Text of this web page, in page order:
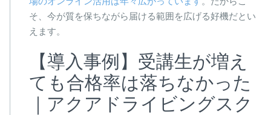
そ、今が質を保ちながら届ける範囲を広げる好機だとい
えます。
【導入事例】受講生が増え
ても合格率は落ちなかった
｜アクアドライビングスク